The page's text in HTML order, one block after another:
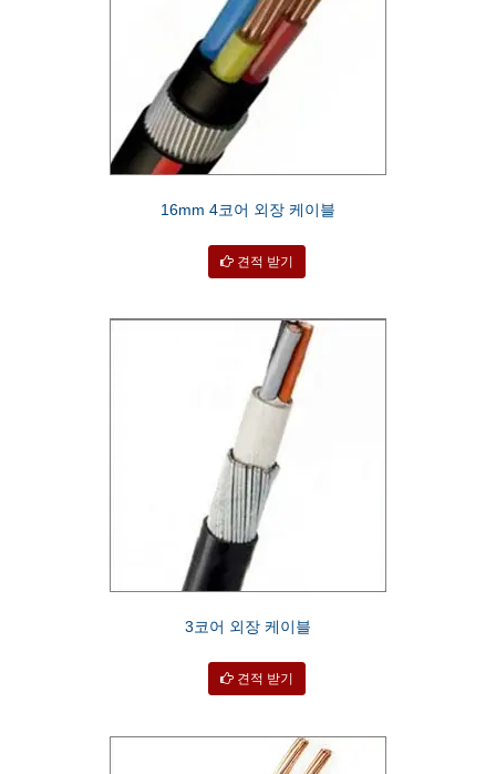
16mm 4코어 외장 케이블
견적 받기
3코어 외장 케이블
견적 받기